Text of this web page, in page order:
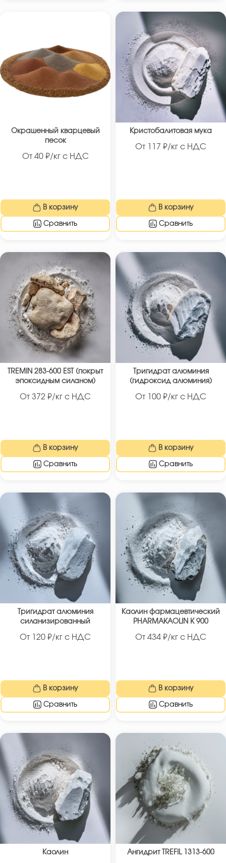
Окрашенный кварцевый
песок
От 40 ₽/кг с НДС
В корзину
Сравнить
Кристобалитовая мука
От 117 ₽/кг с НДС
В корзину
Сравнить
TREMIN 283-600 EST (покрыт
эпоксидным силаном)
От 372 ₽/кг с НДС
В корзину
Сравнить
Тригидрат алюминия
(гидроксид алюминия)
От 100 ₽/кг с НДС
В корзину
Сравнить
Тригидрат алюминия
силанизированный
От 120 ₽/кг с НДС
В корзину
Сравнить
Каолин фармацевтический
PHARMAKAOLIN K 900
От 434 ₽/кг с НДС
В корзину
Сравнить
Каолин Ангидрит TREFIL 1313-600